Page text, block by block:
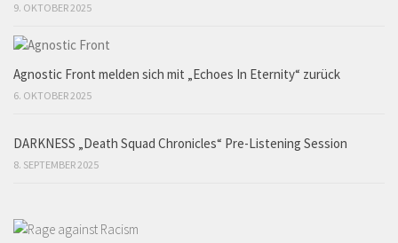
9. OKTOBER 2025
Agnostic Front melden sich mit „Echoes In Eternity“ zurück
6. OKTOBER 2025
DARKNESS „Death Squad Chronicles“ Pre-Listening Session
8. SEPTEMBER 2025